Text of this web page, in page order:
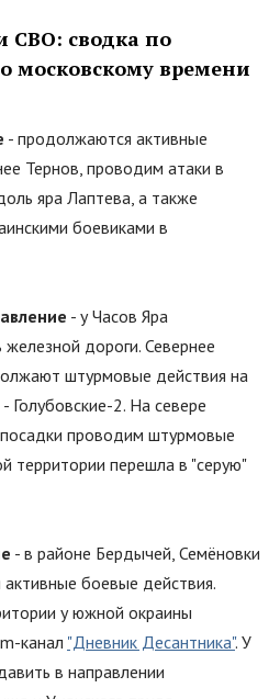
СВО: сводка по
московскому времени
- продолжаются активные
Тернов, проводим атаки в
яра Лаптева, а также
боевиками в
- у Часов Яра
дороги. Севернее
штурмовые действия на
Голубовские-2. На севере
проводим штурмовые
территории перешла в "серую"
- в районе Бердычей, Семёновки
боевые действия.
у южной окраины
канал "Дневник Десантника". У
в направлении